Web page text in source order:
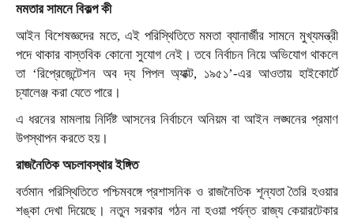
মমতার সামনে বিকল্প কী
আইন বিশেষজ্ঞদের মতে, এই পরিস্থিতিতে মমতা ব্যানার্জীর সামনে মুখ্যমন্ত্রী
পদে থাকার বাস্তবিক কোনো সুযোগ নেই। তবে নির্বাচন নিয়ে অভিযোগ থাকলে
তা ‘রিপ্রেজেন্টেশন অব দ্য পিপল অ্যাক্ট, ১৯৫১’-এর আওতায় হাইকোর্টে
চ্যালেঞ্জ করা যেতে পারে।
এ ধরনের মামলায় নির্দিষ্ট আসনের নির্বাচনে অনিয়ম বা আইন লঙ্ঘনের প্রমাণ
উপস্থাপন করতে হয়।
রাজনৈতিক অচলাবস্থার ইঙ্গিত
বর্তমান পরিস্থিতিতে পশ্চিমবঙ্গে প্রশাসনিক ও রাজনৈতিক শূন্যতা তৈরি হওয়ার
শঙ্কা দেখা দিয়েছে। নতুন সরকার গঠন না হওয়া পর্যন্ত রাজ্য কেয়ারটেকার